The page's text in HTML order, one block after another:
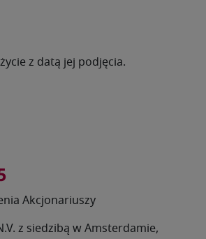
z datą jej podjęcia.
Akcjonariuszy
z siedzibą w Amsterdamie,